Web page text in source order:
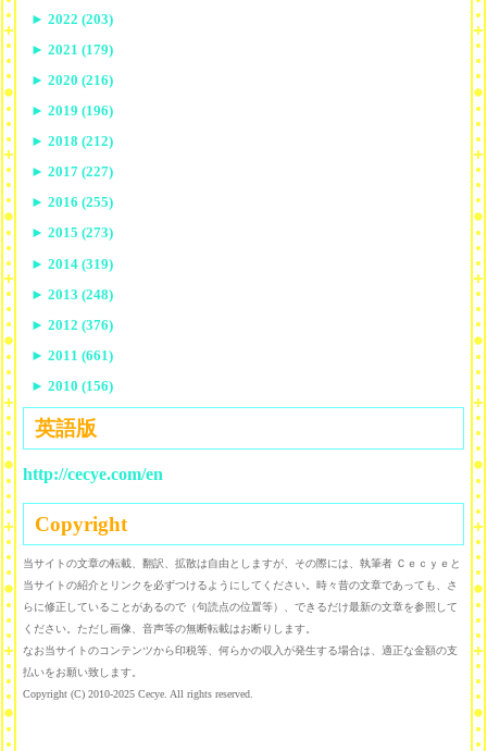
► 2022 (203)
► 2021 (179)
► 2020 (216)
► 2019 (196)
► 2018 (212)
► 2017 (227)
► 2016 (255)
► 2015 (273)
► 2014 (319)
► 2013 (248)
► 2012 (376)
► 2011 (661)
► 2010 (156)
英語版
http://cecye.com/en
Copyright
当サイトの文章の転載、翻訳、拡散は自由としますが、その際には、執筆者 Ｃｅｃｙｅと
当サイトの紹介とリンクを必ずつけるようにしてください。時々昔の文章であっても、さ
らに修正していることがあるので（句読点の位置等）、できるだけ最新の文章を参照して
ください。ただし画像、音声等の無断転載はお断りします。
なお当サイトのコンテンツから印税等、何らかの収入が発生する場合は、適正な金額の支
払いをお願い致します。
Copyright (C) 2010-2025 Cecye. All rights reserved.